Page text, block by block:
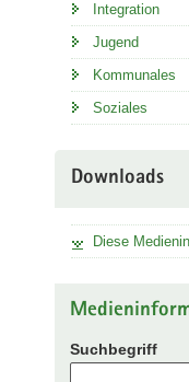
Integration
Jugend
Kommunales
Soziales
Downloads
Diese
Suchbegriff